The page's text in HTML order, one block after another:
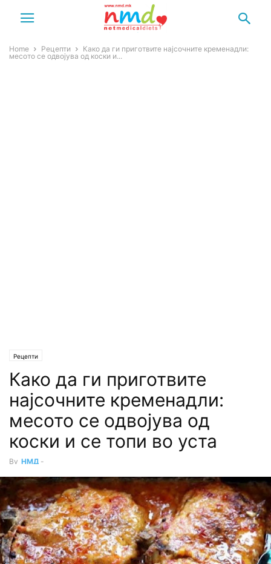
Home Рецепти
Како да ги приготвите најсочните кременадли:
месото се одвојува од коски и...
Рецепти
Како да ги приготвите
најсочните кременадли:
месото се одвојува од
коски и се топи во уста
By НМД -